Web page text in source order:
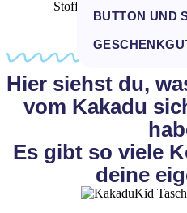
BUTTON UND
Stoffe haben möchtest,
Hier siehst du,
vom Kakadu
Es gibt so viele
deine